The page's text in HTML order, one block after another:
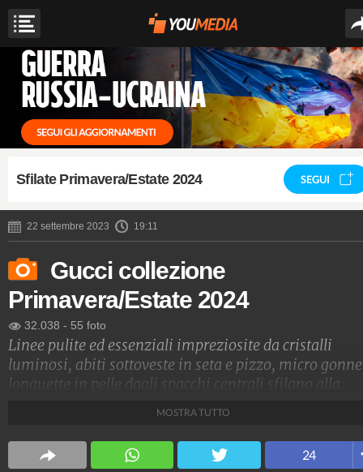
Sfilate Primavera/Estate 2024 SEGUI
22 settembre 2023 19:11
Gucci collezione
Primavera/Estate 2024
32.038 - 55 foto
Linee pulite ed essenziali impreziosite da cristalli
luminosi, abiti sottoveste in seta e pizzo, micro
longuette in pelle dagli spacchi centrali sfilano alla
alla Direzione Creativa del marchio fiorentino
MOSTRA TUTTO
24